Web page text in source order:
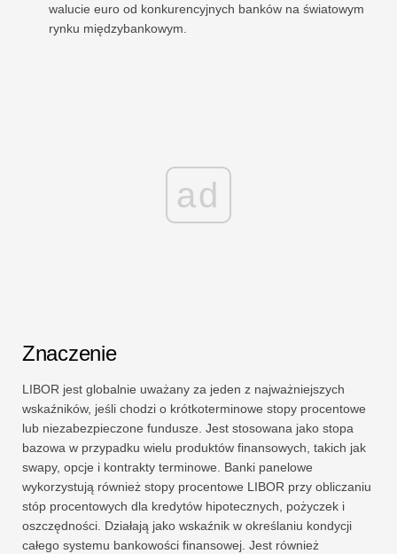
walucie euro od konkurencyjnych banków na światowym
rynku międzybankowym.
ad
Znaczenie
LIBOR jest globalnie uważany za jeden z najważniejszych
wskaźników, jeśli chodzi o krótkoterminowe stopy procentowe
lub niezabezpieczone fundusze. Jest stosowana jako stopa
bazowa w przypadku wielu produktów finansowych, takich jak
swapy, opcje i kontrakty terminowe. Banki panelowe
wykorzystują również stopy procentowe LIBOR przy obliczaniu
stóp procentowych dla kredytów hipotecznych, pożyczek i
oszczędności. Działają jako wskaźnik w określaniu kondycji
całego systemu bankowości finansowej. Jest również